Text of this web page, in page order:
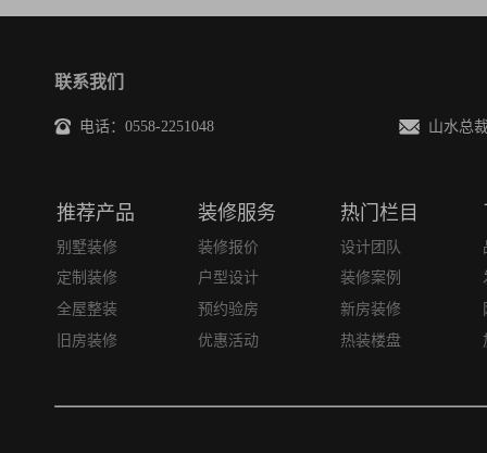
联系我们
电话：0558-2251048 山水总裁
推荐产品 装修服务 热门栏目
别墅装修 装修报价 设计团队
定制装修
户型设计 装修案例
全屋整装
预约验房 新房装修
旧房装修
优惠活动 热装楼盘